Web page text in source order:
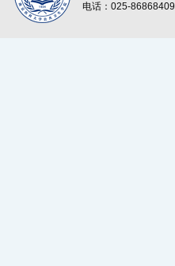
电话：025-86868409